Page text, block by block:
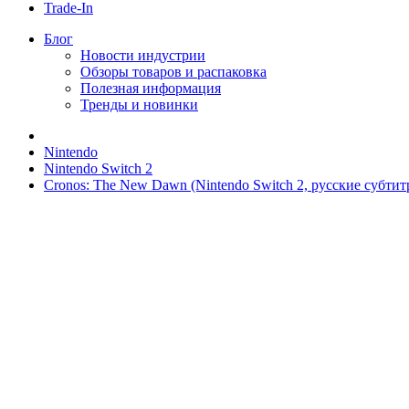
Trade-In
Блог
Новости индустрии
Обзоры товаров и распаковка
Полезная информация
Тренды и новинки
Nintendo
Nintendo Switch 2
Cronos: The New Dawn (Nintendo Switch 2, русские